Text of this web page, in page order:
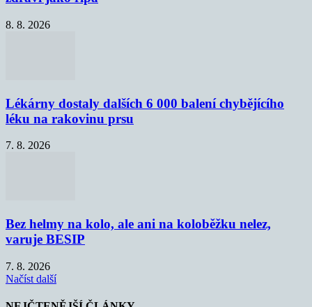
8. 8. 2026
Lékárny dostaly dalších 6 000 balení chybějícího
léku na rakovinu prsu
7. 8. 2026
Bez helmy na kolo, ale ani na koloběžku nelez,
varuje BESIP
7. 8. 2026
Načíst další